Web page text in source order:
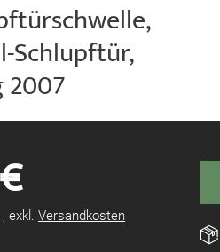
Schlupftür,
, exkl. Versandkosten